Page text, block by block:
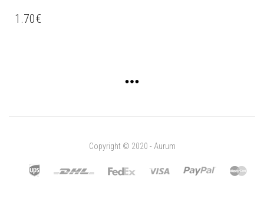
1.70€
Copyright © 2020 - Aurum